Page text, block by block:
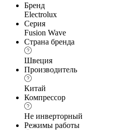
Бренд
Electrolux
Серия
Fusion Wave
Страна бренда
Швеция
Производитель
Китай
Компрессор
Не инверторный
Режимы работы